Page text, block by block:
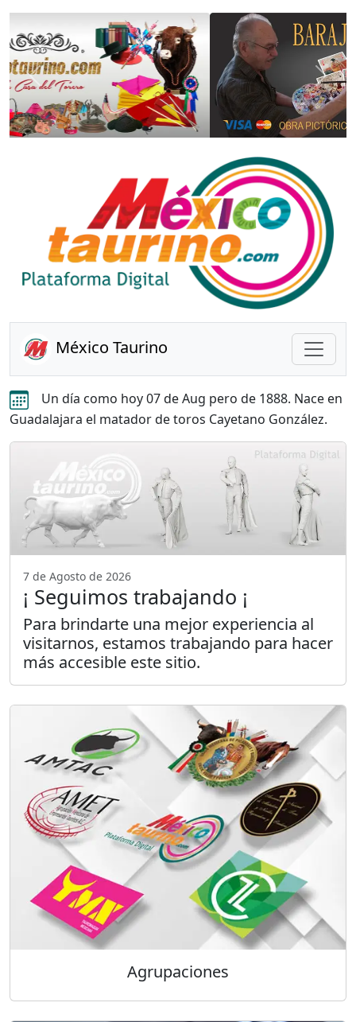
Anterior
México Taurino
Un día como hoy 07 de Aug pero de 1888. Nace en
Guadalajara el matador de toros Cayetano González.
7 de Agosto de 2026
¡ Seguimos trabajando ¡
Para brindarte una mejor experiencia al
visitarnos, estamos trabajando para hacer
más accesible este sitio.
Agrupaciones